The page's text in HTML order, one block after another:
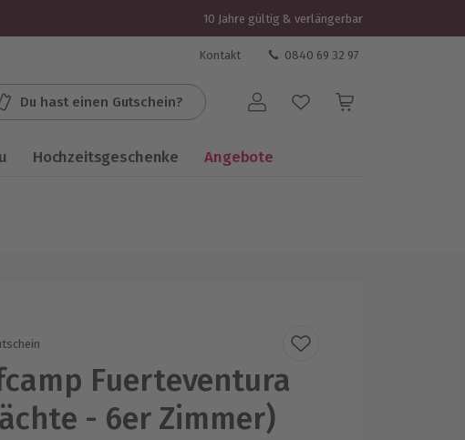
10 Jahre gültig & verlängerbar
Kontakt 0840 69 32 97
Du hast einen Gutschein? Benutzerkonto
Hochzeitsgeschenke Angebote
Fuerteventura
- 6er Zimmer)